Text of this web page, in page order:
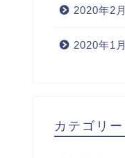
2020年2月
2020年1月
カテゴリー